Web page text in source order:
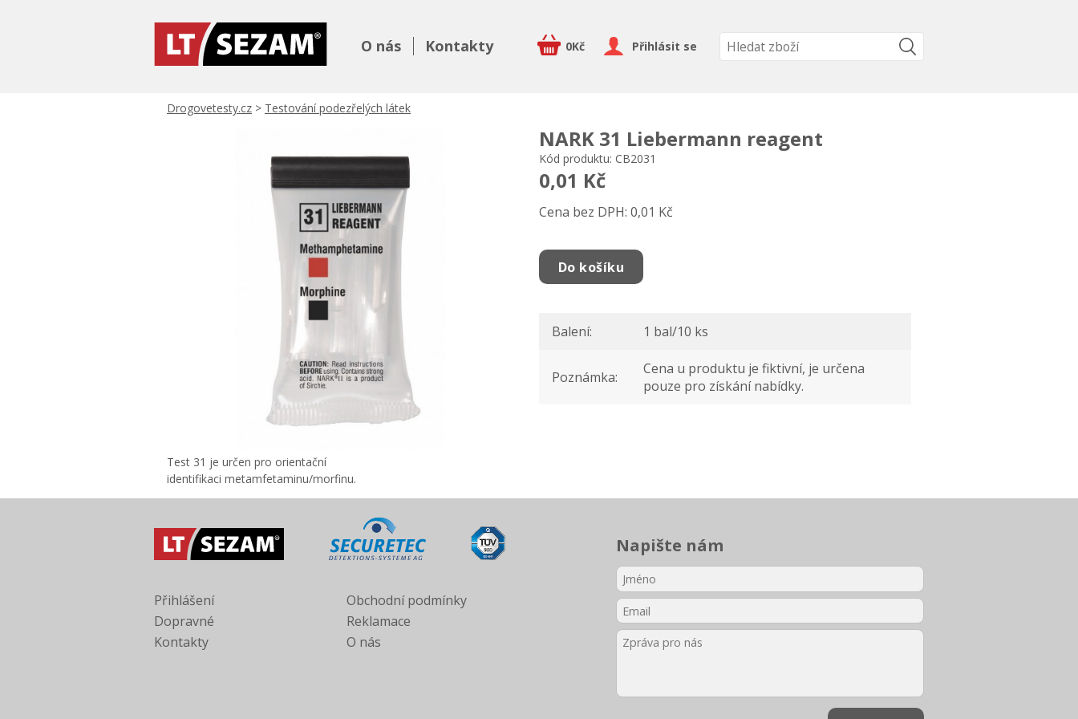
O nás Kontakty Přihlásit se
0Kč
Drogovetesty.cz > Testování podezřelých látek
NARK 31 Liebermann reagent
Kód produktu: CB2031
0,01 Kč
Cena bez DPH: 0,01 Kč
Do košíku
Balení: 1 bal/10 ks
Poznámka:
Cena u produktu je fiktivní, je určena
pouze pro získání nabídky.
Test 31 je určen pro orientační
identifikaci metamfetaminu/morfinu.
Napište nám
Přihlášení
Obchodní podmínky
Dopravné
Reklamace
Kontakty
O nás